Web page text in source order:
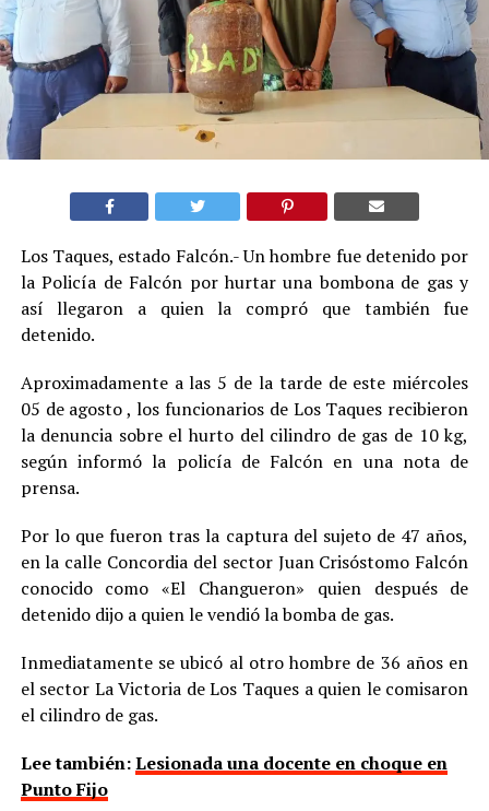
Los Taques, estado Falcón.- Un hombre fue detenido por
la Policía de Falcón por hurtar una bombona de gas y
así llegaron a quien la compró que también fue
detenido.
Aproximadamente a las 5 de la tarde de este miércoles
05 de agosto , los funcionarios de Los Taques recibieron
la denuncia sobre el hurto del cilindro de gas de 10 kg,
según informó la policía de Falcón en una nota de
prensa.
Por lo que fueron tras la captura del sujeto de 47 años,
en la calle Concordia del sector Juan Crisóstomo Falcón
conocido como «El Changueron» quien después de
detenido dijo a quien le vendió la bomba de gas.
Inmediatamente se ubicó al otro hombre de 36 años en
el sector La Victoria de Los Taques a quien le comisaron
el cilindro de gas.
Lee también:Lesionada una docente en choque en
Punto Fijo